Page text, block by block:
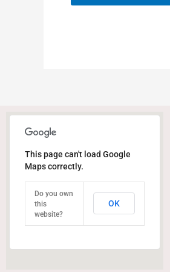
This page can't load Google
Maps correctly.
Do you own
this
website?
OK